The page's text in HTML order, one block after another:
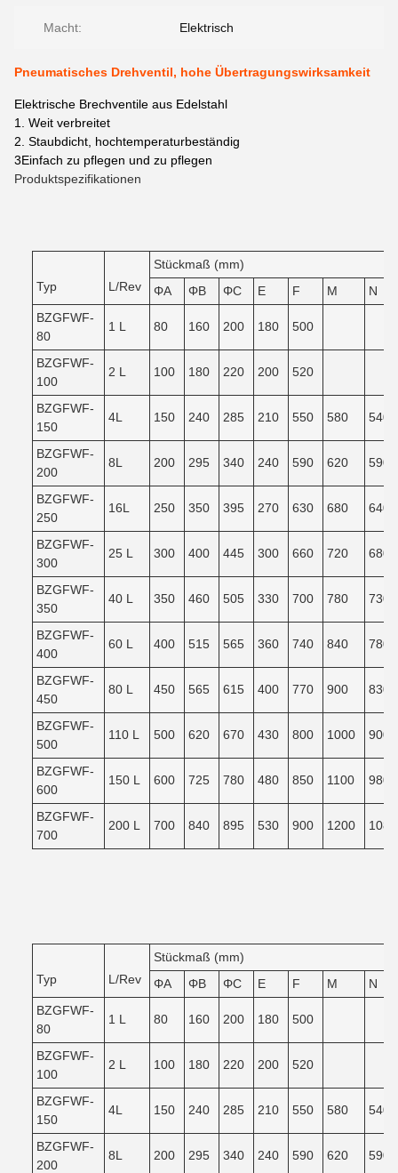
Macht: Elektrisch
Pneumatisches Drehventil, hohe Übertragungswirksamkeit
Elektrische Brechventile aus Edelstahl
1. Weit verbreitet
2. Staubdicht, hochtemperaturbeständig
3Einfach zu pflegen und zu pflegen
Produktspezifikationen
Typ L/Rev
Stückmaß (mm)
ΦA
ΦB ΦC E F M
N
BZGFWF-
80
1 L 80 160 200 180 500
BZGFWF-
100
2 L 100 180 220 200 520
BZGFWF-
150
4L 150 240 285 210 550 580 540
BZGFWF-
200
8L 200 295 340 240 590 620 590
BZGFWF-
250
16L 250 350 395 270 630 680 640
BZGFWF-
300
25 L 300 400 445 300 660 720 680
BZGFWF-
350
40 L 350 460 505 330 700 780 730
BZGFWF-
400
60 L 400 515 565 360 740 840 780
BZGFWF-
450
80 L 450 565 615 400 770 900 830
BZGFWF-
500
110 L 500 620 670 430 800 1000 900
BZGFWF-
600
150 L 600 725 780 480 850 1100 980
BZGFWF-
700
200 L 700 840 895 530 900 1200 1080
Typ L/Rev
Stückmaß (mm)
ΦA
ΦB ΦC E F M
N
BZGFWF-
80
1 L 80 160 200 180 500
BZGFWF-
100
2 L 100 180 220 200 520
BZGFWF-
150
4L 150 240 285 210 550 580 540
BZGFWF-
200
8L 200 295 340 240 590 620 590